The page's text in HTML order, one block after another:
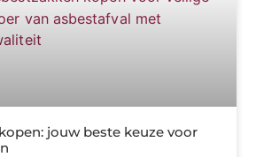
jouw beste keuze voor